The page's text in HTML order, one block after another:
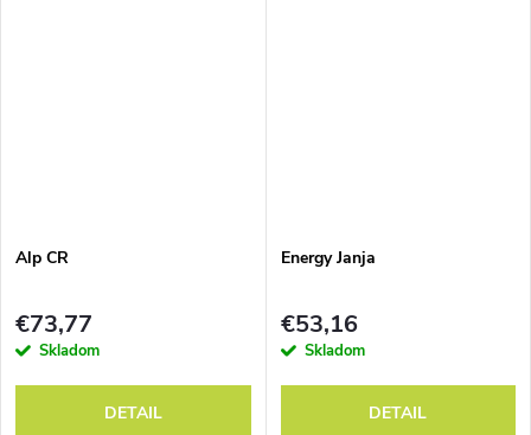
Alp CR
€73,77
Skladom
DETAIL
Energy Janja
€53,16
Skladom
DETAIL